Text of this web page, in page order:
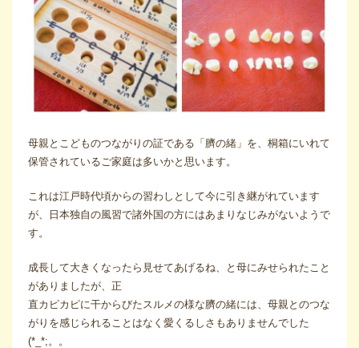
母親とこどものつながりの証である「臍の緒」を、桐箱にいれて
保管されているご家庭は多いかと思います。
これは江戸時代頃からの習わしとして今に引き継がれています
が、日本独自の風習で諸外国の方にはあまりなじみがないようで
す。
成長して大きくなったら見せてあげるね、と母にみせられたこと
がありましたが、正
直カピカピに干からびたスルメの様な臍の緒には、母親とのつな
がりを感じられることはなく愛くるしさもありませんでした
(*_*;。。